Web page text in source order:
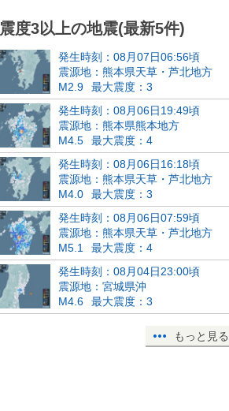
震度3以上の地震(最新5件)
発生時刻：08月07日06:56頃
震源地：熊本県天草・芦北地方
M2.9
最大震度：3
発生時刻：08月06日19:49頃
震源地：熊本県熊本地方
M4.5
最大震度：4
発生時刻：08月06日16:18頃
震源地：熊本県天草・芦北地方
M4.0
最大震度：3
発生時刻：08月06日07:59頃
震源地：熊本県天草・芦北地方
M5.1
最大震度：4
発生時刻：08月04日23:00頃
震源地：宮城県沖
M4.6
最大震度：3
もっと見る